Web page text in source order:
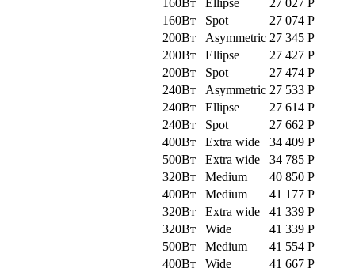
160Вт Ellipse 27 027 Р
160Вт
Spot 27 074 Р
200Вт
Asymmetric 27 345 Р
200Вт
Ellipse 27 427 Р
200Вт
Spot 27 474 Р
240Вт
Asymmetric 27 533 Р
240Вт
Ellipse 27 614 Р
240Вт
Spot 27 662 Р
400Вт
Extra wide 34 409 Р
500Вт
Extra wide 34 785 Р
320Вт
Medium 40 850 Р
400Вт
Medium 41 177 Р
320Вт
Extra wide 41 339 Р
320Вт
Wide 41 339 Р
500Вт
Medium 41 554 Р
400Вт
Wide 41 667 Р